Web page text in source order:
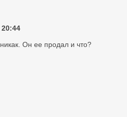
20:44
Он ее продал и что?